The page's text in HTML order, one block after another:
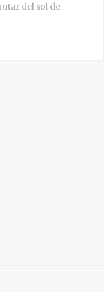
del sol de